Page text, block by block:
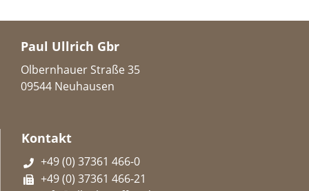
Paul Ullrich Gbr
Olbernhauer Straße 35
09544 Neuhausen
Kontakt
+49 (0) 37361 466-0
+49 (0) 37361 466-21